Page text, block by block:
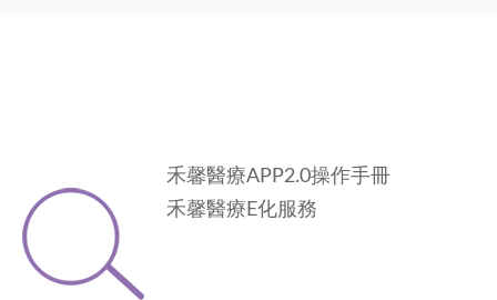
禾馨醫療APP2.0操作手冊
禾馨醫療E化服務